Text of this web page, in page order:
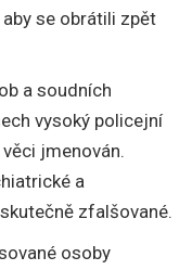
se obrátili zpět
a soudních
vysoký policejní
jmenován.
a
zfalšované.
osoby